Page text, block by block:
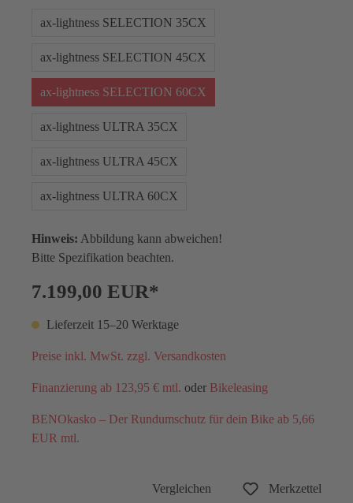
ax-lightness SELECTION 35CX
ax-lightness SELECTION 45CX
ax-lightness SELECTION 60CX
ax-lightness ULTRA 35CX
ax-lightness ULTRA 45CX
ax-lightness ULTRA 60CX
Hinweis: Abbildung kann abweichen!
Bitte Spezifikation beachten.
7.199,00 EUR*
Lieferzeit 15–20 Werktage
Preise inkl. MwSt. zzgl. Versandkosten
Finanzierung ab 123,95 € mtl. oder Bikeleasing
BENOkasko – Der Rundumschutz für dein Bike ab 5,66
EUR mtl.
Vergleichen Merkzettel